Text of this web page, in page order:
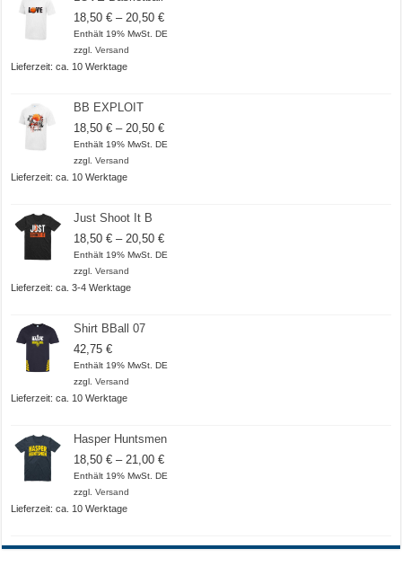
18,50€ – 20,50€Preisspanne:
18,50 €
Enthält 19% MwSt. DE
zzgl.Versand
Lieferzeit: ca. 10 Werktage
BB EXPLOIT
18,50€ – 20,50€Preisspanne:
18,50 €
Enthält 19% MwSt. DE
zzgl.Versand
Lieferzeit: ca. 10 Werktage
Just Shoot It B
18,50€ – 20,50€Preisspanne:
18,50 €
Enthält 19% MwSt. DE
zzgl.Versand
Lieferzeit: ca. 3-4 Werktage
Shirt BBall 07
42,75€
Enthält 19% MwSt. DE
zzgl.Versand
Lieferzeit: ca. 10 Werktage
Hasper Huntsmen
18,50€ – 21,00€Preisspanne:
18,50 €
Enthält 19% MwSt. DE
zzgl.Versand
Lieferzeit: ca. 10 Werktage